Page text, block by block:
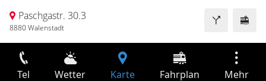
Paschgastr. 30.3
8880 Walenstadt
Tel Wetter Karte Fahrplan Mehr